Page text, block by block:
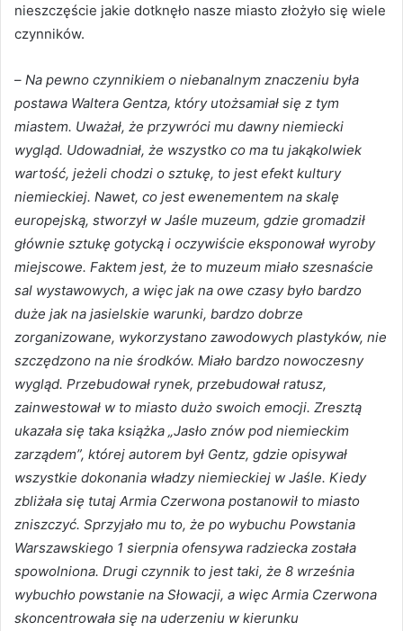
nieszczęście jakie dotknęło nasze miasto złożyło się wiele
czynników.
– Na pewno czynnikiem o niebanalnym znaczeniu była
postawa Waltera Gentza, który utożsamiał się z tym
miastem. Uważał, że przywróci mu dawny niemiecki
wygląd. Udowadniał, że wszystko co ma tu jakąkolwiek
wartość, jeżeli chodzi o sztukę, to jest efekt kultury
niemieckiej. Nawet, co jest ewenementem na skalę
europejską, stworzył w Jaśle muzeum, gdzie gromadził
głównie sztukę gotycką i oczywiście eksponował wyroby
miejscowe. Faktem jest, że to muzeum miało szesnaście
sal wystawowych, a więc jak na owe czasy było bardzo
duże jak na jasielskie warunki, bardzo dobrze
zorganizowane, wykorzystano zawodowych plastyków, nie
szczędzono na nie środków. Miało bardzo nowoczesny
wygląd. Przebudował rynek, przebudował ratusz,
zainwestował w to miasto dużo swoich emocji. Zresztą
ukazała się taka książka „Jasło znów pod niemieckim
zarządem”, której autorem był Gentz, gdzie opisywał
wszystkie dokonania władzy niemieckiej w Jaśle. Kiedy
zbliżała się tutaj Armia Czerwona postanowił to miasto
zniszczyć. Sprzyjało mu to, że po wybuchu Powstania
Warszawskiego 1 sierpnia ofensywa radziecka została
spowolniona. Drugi czynnik to jest taki, że 8 września
wybuchło powstanie na Słowacji, a więc Armia Czerwona
skoncentrowała się na uderzeniu w kierunku